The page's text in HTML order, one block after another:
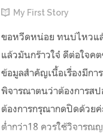
My First Story
ขอหวีดหน่อย ทนบ่ไหวแ
แล้วมันกร๊าวใจ๋ ดีต่อใจค
ข้อมูลสำคัญเนื้อเรื่องมีกา
พิจารณาตนว่าต้องการส
ต้องการกรุณากดปิดด้วยค่
ต่ำกว่า18 ควรใช้วิจารณ